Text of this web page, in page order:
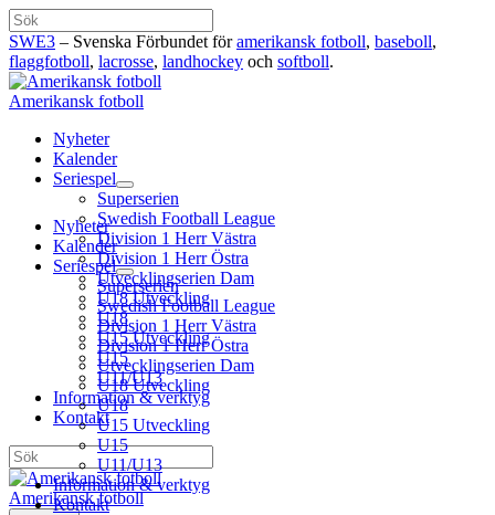
Hoppa
till
innehåll
Sök
SWE3 – Svenska Förbundet föramerikansk fotboll, baseboll,
flaggfotboll, lacrosse, landhockey och softboll.
Amerikansk fotboll
Nyheter
Kalender
Seriespel
Superserien
Swedish Football League
Division 1 Herr Västra
Division 1 Herr Östra
Utvecklingserien Dam
U18 Utveckling
U18
U15 Utveckling
U15
U11/U13
Information & verktyg
Kontakt
Sök
Amerikansk fotboll
Nyheter
Kalender
Seriespel
Superserien
Swedish Football League
Division 1 Herr Västra
Division 1 Herr Östra
Utvecklingserien Dam
U18 Utveckling
U18
U15 Utveckling
U15
U11/U13
Information & verktyg
Kontakt